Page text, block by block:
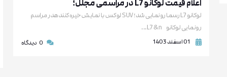
اعلام قیمت لوکانو L7 در مراسمی مجلل؛
لوکانو L7 رسما رونمایی شد؛ SUV لوکس با نمایش خیره‌کنندهدر مراسم
رونمایی لوکانو L7 &n...
01 اسفند 1403 0 دیدگاه